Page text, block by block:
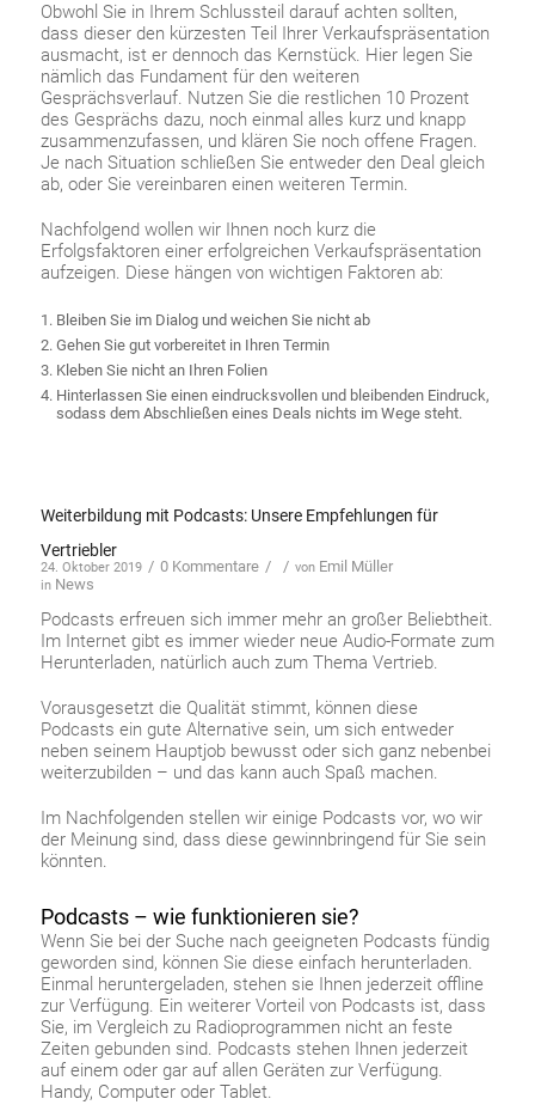
Obwohl Sie in Ihrem Schlussteil darauf achten sollten,
dass dieser den kürzesten Teil Ihrer Verkaufspräsentation
ausmacht, ist er dennoch das Kernstück. Hier legen Sie
nämlich das Fundament für den weiteren
Gesprächsverlauf. Nutzen Sie die restlichen 10 Prozent
des Gesprächs dazu, noch einmal alles kurz und knapp
zusammenzufassen, und klären Sie noch offene Fragen.
Je nach Situation schließen Sie entweder den Deal gleich
ab, oder Sie vereinbaren einen weiteren Termin.
Nachfolgend wollen wir Ihnen noch kurz die
Erfolgsfaktoren einer erfolgreichen Verkaufspräsentation
aufzeigen. Diese hängen von wichtigen Faktoren ab:
Bleiben Sie im Dialog und weichen Sie nicht ab
Gehen Sie gut vorbereitet in Ihren Termin
Kleben Sie nicht an Ihren Folien
Hinterlassen Sie einen eindrucksvollen und bleibenden Eindruck,
sodass dem Abschließen eines Deals nichts im Wege steht.
Weiterbildung mit Podcasts: Unsere Empfehlungen für
Vertriebler
24. Oktober 2019 / 0 Kommentare /
in News
/ von Emil Müller
Podcasts erfreuen sich immer mehr an großer Beliebtheit.
Im Internet gibt es immer wieder neue Audio-Formate zum
Herunterladen, natürlich auch zum Thema Vertrieb.
Vorausgesetzt die Qualität stimmt, können diese
Podcasts ein gute Alternative sein, um sich entweder
neben seinem Hauptjob bewusst oder sich ganz nebenbei
weiterzubilden – und das kann auch Spaß machen.
Im Nachfolgenden stellen wir einige Podcasts vor, wo wir
der Meinung sind, dass diese gewinnbringend für Sie sein
könnten.
Podcasts – wie funktionieren sie?
Wenn Sie bei der Suche nach geeigneten Podcasts fündig
geworden sind, können Sie diese einfach herunterladen.
Einmal heruntergeladen, stehen sie Ihnen jederzeit offline
zur Verfügung. Ein weiterer Vorteil von Podcasts ist, dass
Sie, im Vergleich zu Radioprogrammen nicht an feste
Zeiten gebunden sind. Podcasts stehen Ihnen jederzeit
auf einem oder gar auf allen Geräten zur Verfügung.
Handy, Computer oder Tablet.